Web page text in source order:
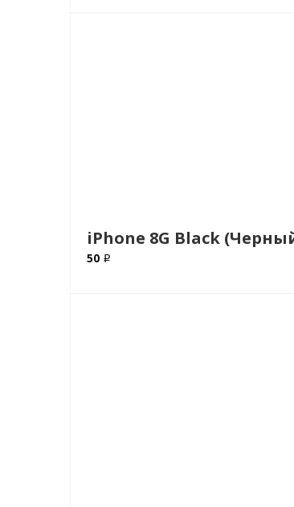
iPhone 8G Black
50 ₽